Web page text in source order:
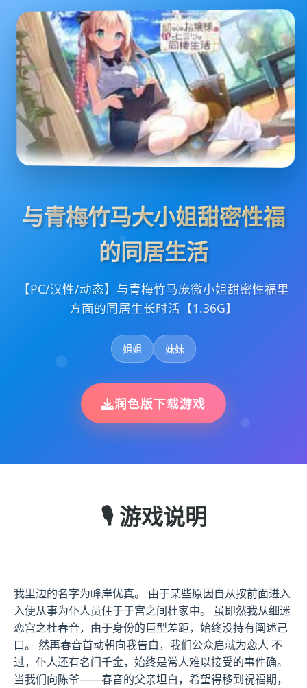
与青梅竹马大小姐甜密性福
的同居生活
【PC/汉性/动态】与青梅竹马庞微小姐甜密性福里
方面的同居生长时活【1.36G】
姐姐 妹妹
润色版下载游戏
🎙️ 游戏说明
我里边的名字为峰岸优真。 由于某些原因自从按前面进入
入便从事为仆人员住于于宫之间杜家中。 虽即然我从细迷
恋宫之杜春音，由于身份的巨型差距，始终没持有阐述己
口。 然再春音首动朝向我告白，我们公众启就为恋人 不
过，仆人还有名门千金，始终是常人难以接受的事件确。
当我们向陈爷——春音的父亲坦白，希望得移到祝福期，